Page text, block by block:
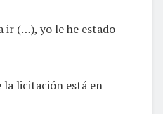
ir (…), yo le he estado
la licitación está en